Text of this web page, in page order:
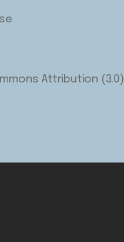
Attribution (3.0)